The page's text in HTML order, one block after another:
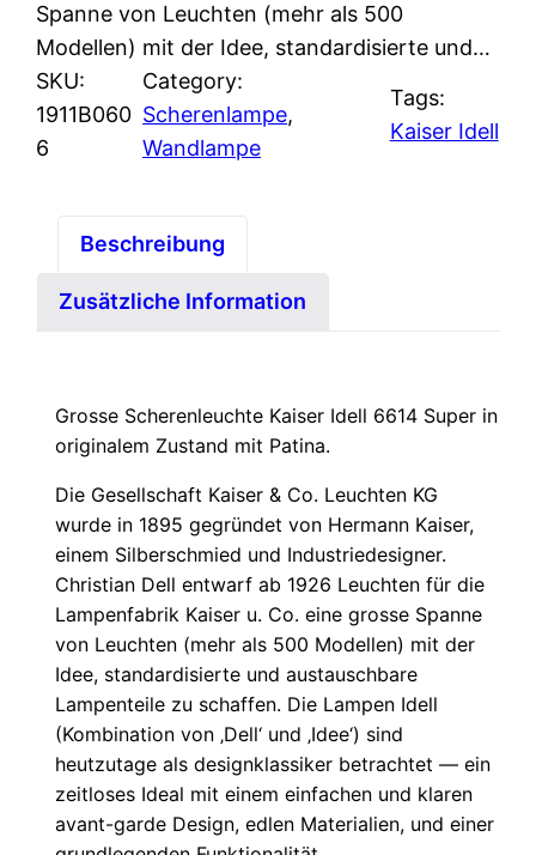
Spanne von Leuchten (mehr als 500
Modellen) mit der Idee, standardisierte und…
SKU:
1911B060
6
Category:
Scherenlampe
Wandlampe
Tags:
Kaiser Idell
Beschreibung
Zusätzliche Information
Grosse Scherenleuchte Kaiser Idell 6614 Super in
originalem Zustand mit Patina.
Die Gesellschaft Kaiser & Co. Leuchten KG
wurde in 1895 gegründet von Hermann Kaiser,
einem Silberschmied und Industriedesigner.
Christian Dell entwarf ab 1926 Leuchten für die
Lampenfabrik Kaiser u. Co. eine grosse Spanne
von Leuchten (mehr als 500 Modellen) mit der
Idee, standardisierte und austauschbare
Lampenteile zu schaffen. Die Lampen Idell
(Kombination von ‚Dell‘ und ‚Idee‘) sind
heutzutage als designklassiker betrachtet — ein
zeitloses Ideal mit einem einfachen und klaren
avant-garde Design, edlen Materialien, und einer